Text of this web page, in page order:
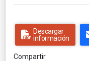
Descargar
información
Compartir